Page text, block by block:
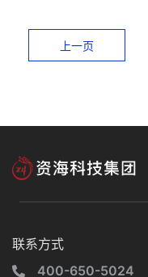
上一页
联系方式
400-650-5024